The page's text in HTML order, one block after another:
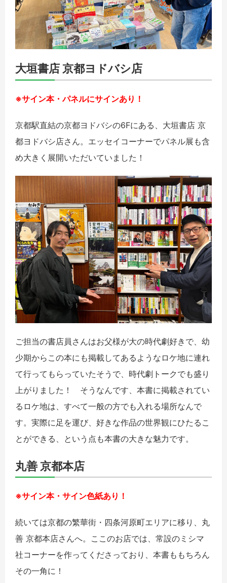
大垣書店 京都ヨドバシ店
※サイン本・パネルにサインあり！
京都駅直結の京都ヨドバシの6Fにある、大垣書店 京
都ヨドバシ店さん。エッセイコーナーでパネル展も含
め大きく展開いただいていました！
ご担当の書店員さんはお父様が大の時代劇好きで、幼
少期からこの本にも掲載してあるようなロケ地に連れ
て行ってもらっていたそうで、時代劇トークでも盛り
上がりました！ そうなんです、本書に掲載されてい
るロケ地は、すべて一般の方でも入れる場所なんで
す。実際に足を運び、好きな作品の世界観にひたるこ
とができる、という点も本書の大きな魅力です。
丸善 京都本店
※サイン本・サイン色紙あり！
続いては京都の繁華街・四条河原町エリアに移り、丸
善 京都本店さんへ。ここのお店では、常設のミシマ
社コーナーを作ってくださっており、本書ももちろん
その一角に！